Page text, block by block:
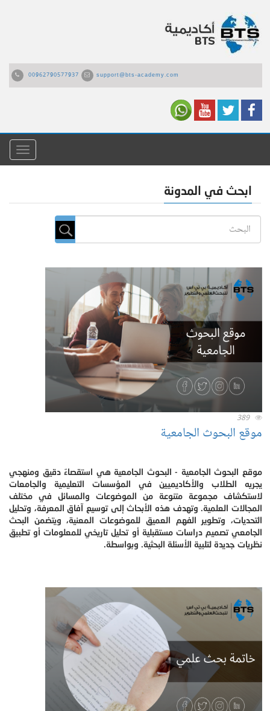
00962790577937 support@bts-academy.com
القائمة
ابحث في المدونة
389
موقع البحوث الجامعية
موقع البحوث الجامعية - البحوث الجامعية هي استقصاءٌ دقيق ومنهجي
يجريه الطلاب والأكاديميين في المؤسسات التعليمية والجامعات
لاستكشاف مجموعة متنوعة من الموضوعات والمسائل في مختلف
المجالات العلمية. وتهدف هذه الأبحاث إلى توسيع آفاق المعرفة، وتحليل
التحديات، وتطوير الفهم العميق للموضوعات المعنية، ويتضمن البحث
الجامعي تصميم دراسات مستقبلية أو تحليل تاريخي للمعلومات أو تطبيق
نظريات جديدة لتلبية الأسئلة البحثية. وبواسطة.